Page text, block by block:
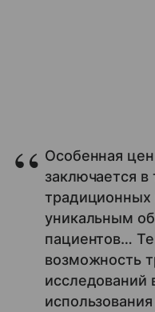
Особенная
заключается
уникальным
пациентов…
возможность
исследований